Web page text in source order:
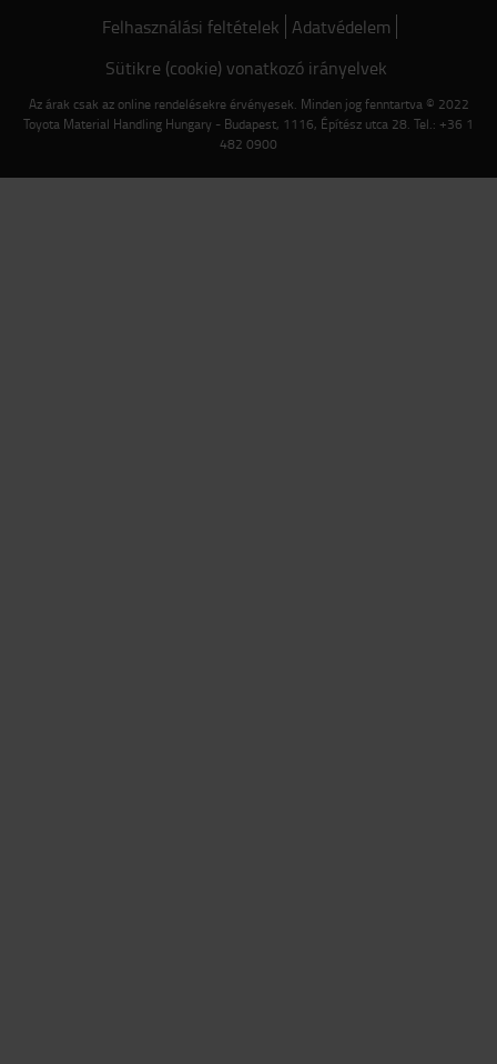
Felhasználási feltételek Adatvédelem
Sütikre (cookie) vonatkozó irányelvek
Az árak csak az online rendelésekre érvényesek. Minden jog fenntartva © 2022
Toyota Material Handling Hungary - Budapest, 1116, Építész utca 28. Tel.: +36 1
482 0900